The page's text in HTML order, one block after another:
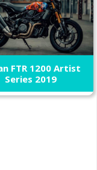
FTR 1200 Artist
Series 2019